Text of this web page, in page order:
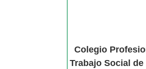
Colegio
Trabajo Social de